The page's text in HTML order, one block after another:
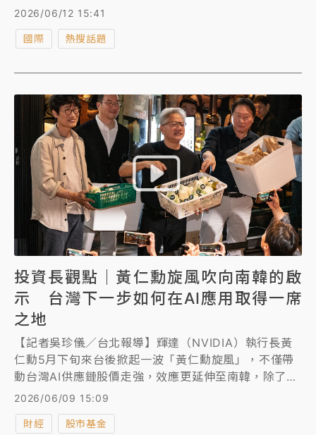
始出貨，這些業者可以開始下單。
2026/06/12 15:41
國際 熱搜話題
投資長觀點｜黃仁勳旋風吹向南韓的啟
示 台灣下一步如何在AI應用取得一席
之地
【記者吳珍儀／台北報導】輝達（NVIDIA）執行長黃
仁勳5月下旬來台後掀起一波「黃仁勳旋風」，不僅帶
動台灣AI供應鏈股價走強，效應更延伸至南韓，除了與
南韓科技產業高層舉行「韓版兆元宴」，還親自為南韓
職棒開球，讓市場再度聚焦台、韓兩地在全球AI供應鏈
中的關鍵地位。
2026/06/09 15:09
財經 股市基金